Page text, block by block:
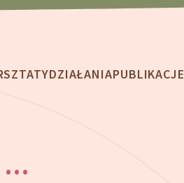
DZIAŁANIAPUBLIKACJE
…